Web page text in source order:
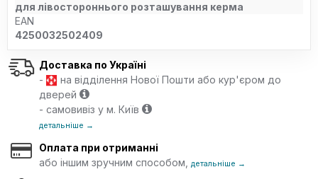
для лівостороннього розташування керма
EAN
4250032502409
Доставка по Україні
-
на відділення Нової Пошти або кур'єром до
дверей
- самовивіз у м. Київ
детальніше →
Оплата при отриманні
або іншим зручним способом,
детальніше →